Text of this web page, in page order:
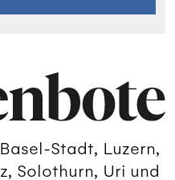
Stadt, Luzern,
Solothurn, Uri und